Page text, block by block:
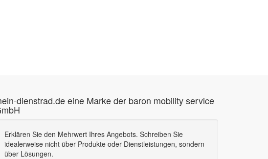
dienstrad.de eine Marke der baron mobility service
Erklären Sie den Mehrwert Ihres Angebots. Schreiben Sie
idealerweise nicht über Produkte oder Dienstleistungen, sondern
über Lösungen.